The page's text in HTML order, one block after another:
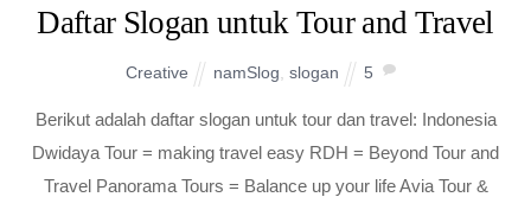
Daftar Slogan untuk Tour and Travel
Creative namSlog, slogan 5
Berikut adalah daftar slogan untuk tour dan travel: Indonesia
Dwidaya Tour = making travel easy RDH = Beyond Tour and
Travel Panorama Tours = Balance up your life Avia Tour &